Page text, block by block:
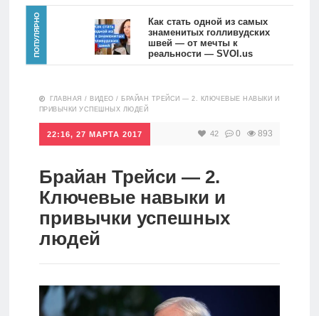
анализ
Видео
Сделано
Главная
Новости
Аналитика
Инвестиции
Дивиденды
Волновой
Видео
ПОПУЛЯРНО
Как стать одной из самых
знаменитых голливудских
швей — от мечты к
реальности — SVOI.us
10557
ГЛАВНАЯ / ВИДЕО / БРАЙАН ТРЕЙСИ — 2. КЛЮЧЕВЫЕ НАВЫКИ И
ПРИВЫЧКИ УСПЕШНЫХ ЛЮДЕЙ
22:16, 27 МАРТА 2017 42 0 893
Брайан Трейси — 2.
Ключевые навыки и
привычки успешных
людей